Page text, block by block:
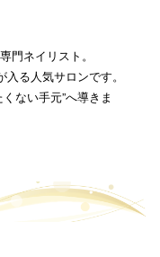
門ネイリスト。
る人気サロンです。
ない手元”へ導きま